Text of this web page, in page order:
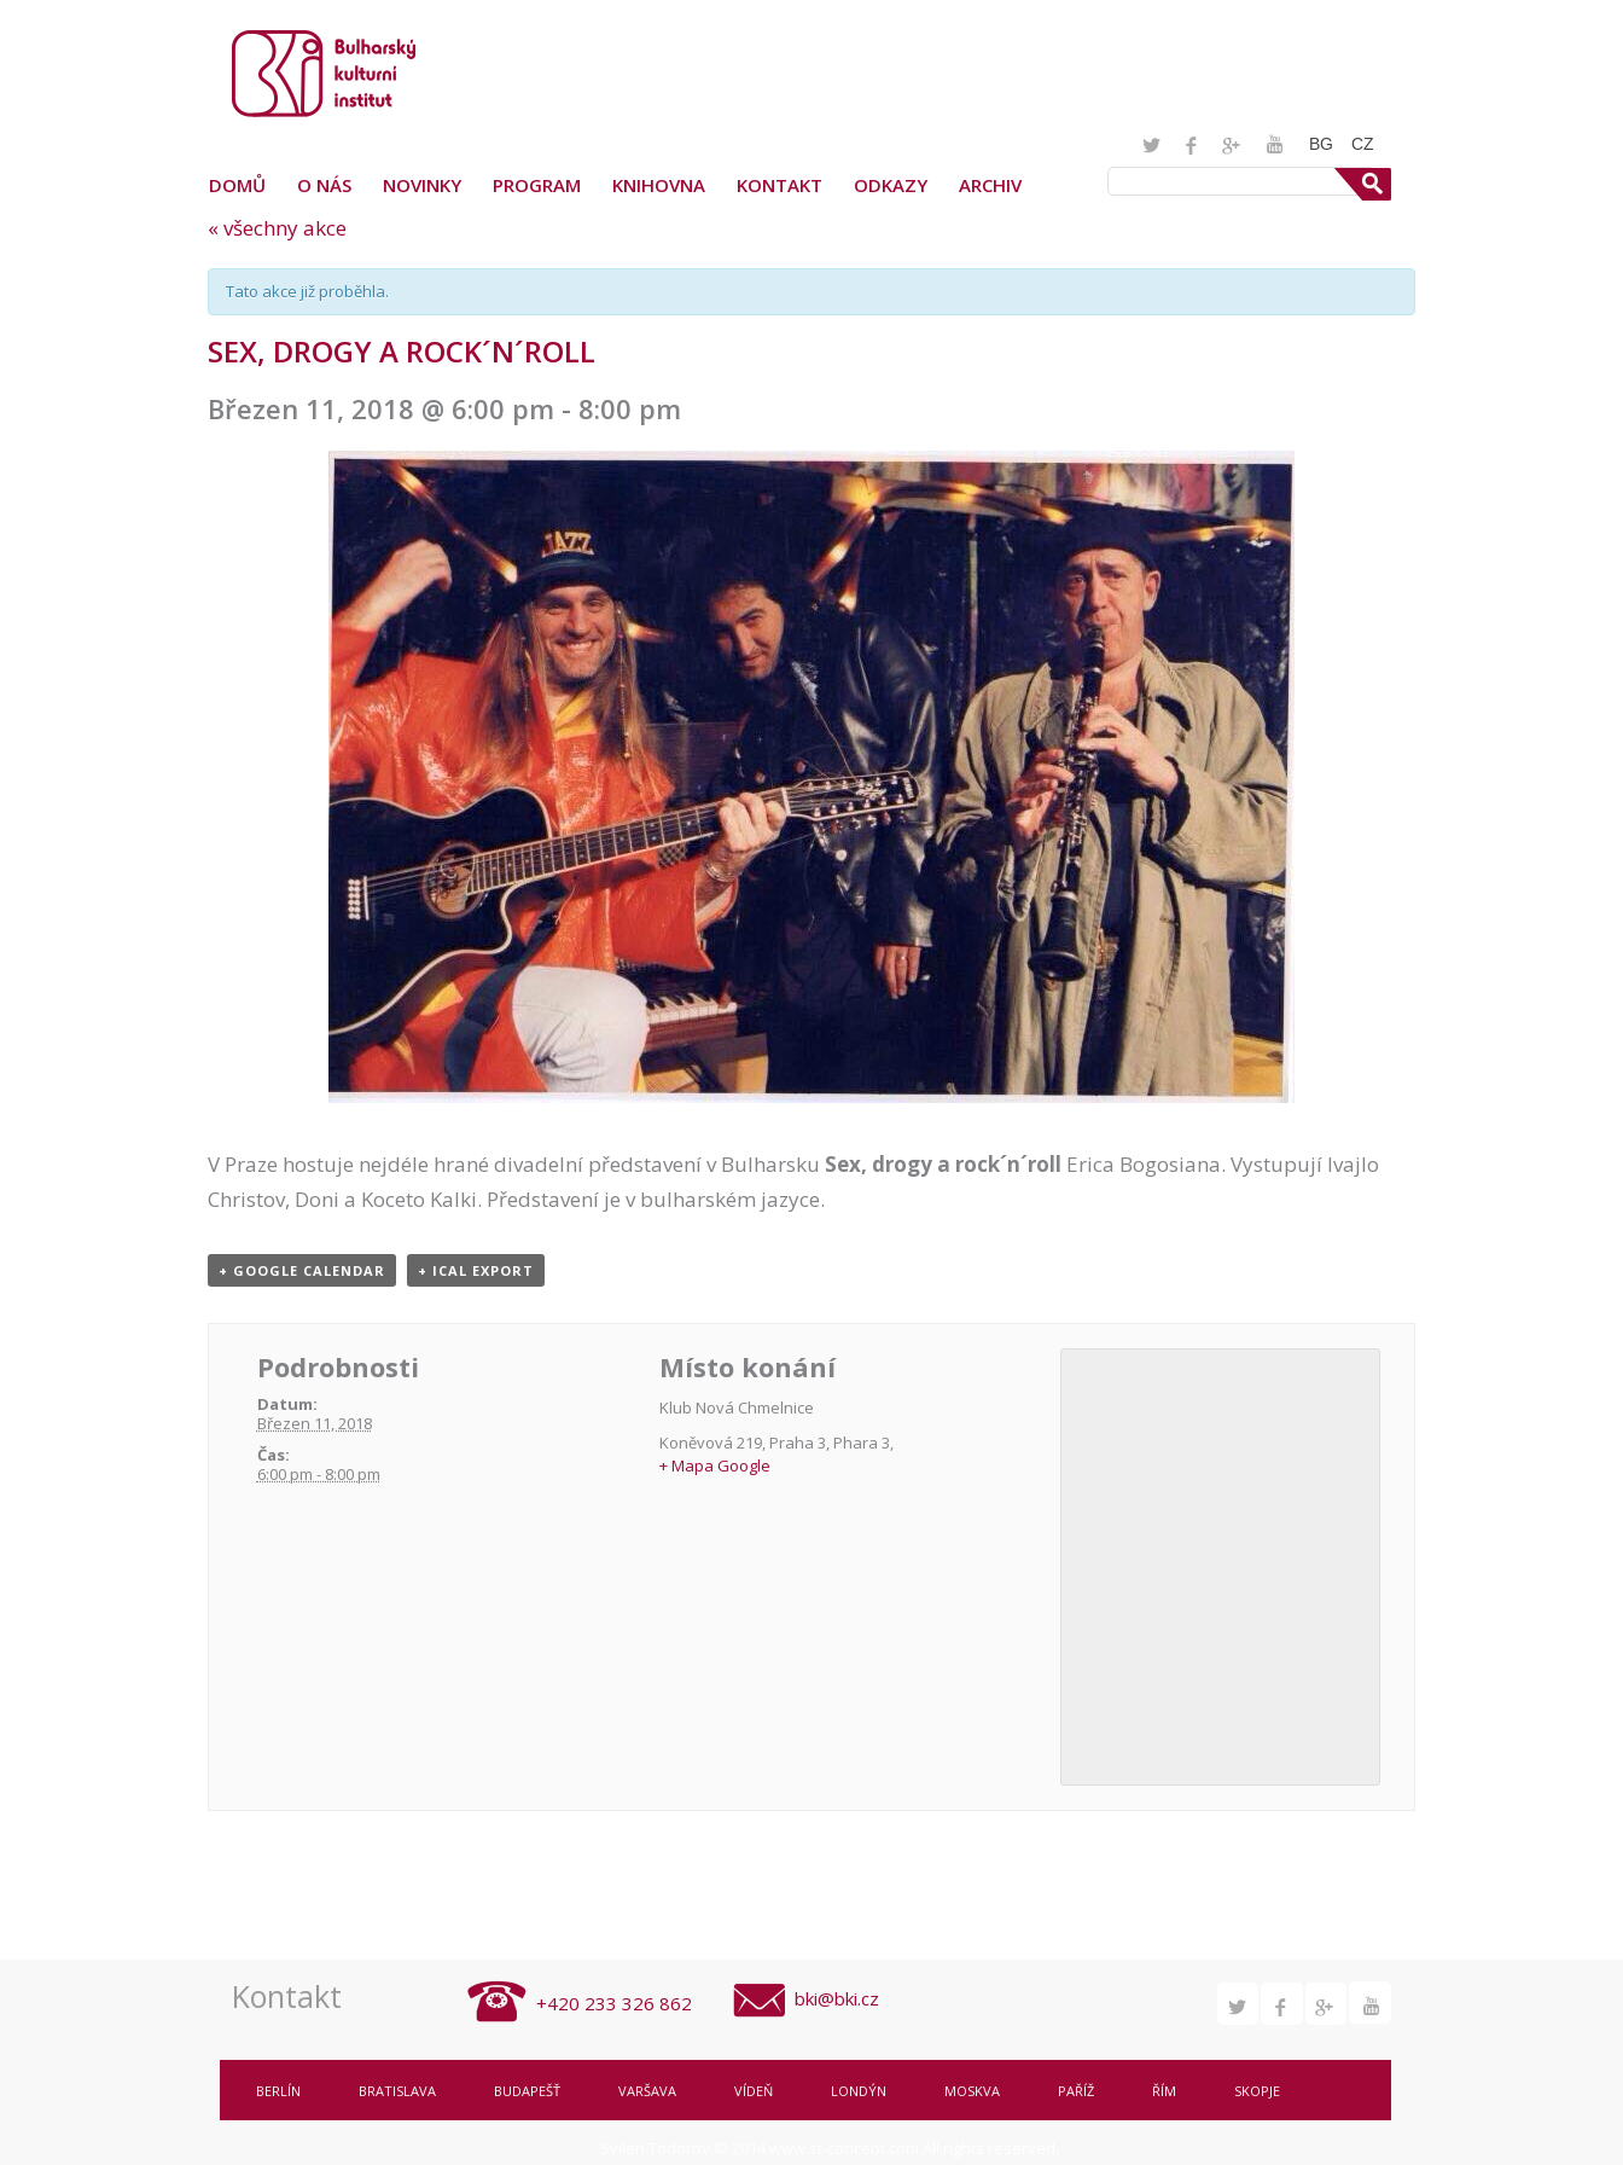
BG CZ
DOMŮ O NÁS NOVINKY PROGRAM KNIHOVNA KONTAKT ODKAZY ARCHIV
« všechny akce
Tato akce již proběhla.
SEX, DROGY A ROCK´N´ROLL
Březen 11, 2018 @ 6:00 pm - 8:00 pm
V Praze hostuje nejdéle hrané divadelní představení v Bulharsku Sex, drogy a rock´n´roll Erica Bogosiana. Vystupují Ivajlo
Christov, Doni a Koceto Kalki. Představení je v bulharském jazyce.
+ GOOGLE CALENDAR + ICAL EXPORT
Podrobnosti
Datum:
Březen 11, 2018
Čas:
6:00 pm - 8:00 pm
Místo konání
Klub Nová Chmelnice
Koněvová 219, Praha 3, Phara 3,
+ Mapa Google
Kontakt +420 233 326 862 bki@bki.cz
BERLÍN BRATISLAVA BUDAPEŠŤ VARŠAVA VÍDEŇ LONDÝN MOSKVA PAŘÍŽ ŘÍM SKOPJE